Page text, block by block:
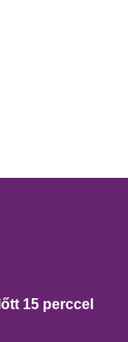
15 perccel